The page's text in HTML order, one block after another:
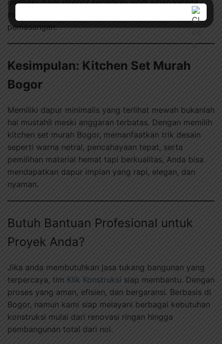
memiliki divisi interior seringkali lebih aman karena
mereka berpengalaman dalam desain sekaligus
pemasangan.
Kesimpulan: Kitchen Set Murah
Bogor
Memiliki dapur minimalis yang terlihat mewah bukanlah
hal mustahil meski anggaran terbatas. Dengan memilih
kitchen set murah Bogor, memanfaatkan trik desain
seperti warna netral, pencahayaan tepat, serta
pemilihan material hemat tapi berkualitas, Anda bisa
mendapatkan dapur impian yang rapi, elegan, dan
nyaman.
Butuh Bantuan Profesional untuk
Proyek Anda?
Jika anda membutuhkan jasa tukang bangunan yang
terpercaya, tim Klik Konstruksi siap membantu. Dengan
proses yang aman, efisien, dan bergaransi. Berbasis di
Bogor, namun kami siap melayani berbagai kebutuhan
konstruksi mulai dari renovasi ringan hingga
pembangunan total dari nol.